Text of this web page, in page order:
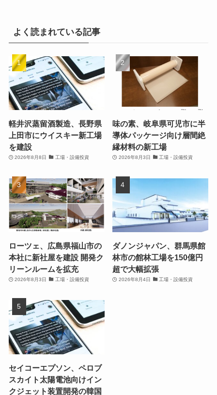
よく読まれている記事
軽井沢蒸留酒製造、長野県
上田市にウイスキー新工場
を建設
2026年8月8日 工場・設備投資
味の素、岐阜県可児市に半
導体パッケージ向け層間絶
縁材料の新工場
2026年8月3日 工場・設備投資
ローツェ、広島県福山市の
本社に新社屋を建設 開発ク
リーンルームを拡充
2026年8月3日 工場・設備投資
ダノンジャパン、群馬県館
林市の館林工場を150億円
超で大幅拡張
2026年8月4日 工場・設備投資
セイコーエプソン、ペロブ
スカイト太陽電池向けイン
クジェット装置開発の韓国